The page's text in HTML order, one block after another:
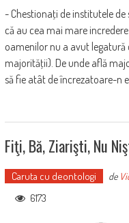
- Chestionaţi de institutele
că au cea mai mare
oamenilor nu a avut
majorităţii). De unde află
să fie atât de încrezatoare-n
Fiţi, Bă, Ziarişti, Nu
Caruta cu deontologi de
6173